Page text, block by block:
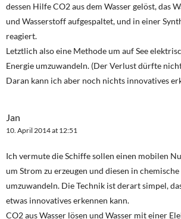
dessen Hilfe CO2 aus dem Wasser gelöst, das
und Wasserstoff aufgespaltet, und in einer
reagiert.
Letztlich also eine Methode um auf See
Energie umzuwandeln. (Der Verlust dürfte
Daran kann ich aber noch nichts innovatives
Jan
10. April 2014 at 12:51
Ich vermute die Schiffe sollen einen mobilen
um Strom zu erzeugen und diesen in
umzuwandeln. Die Technik ist derart simpel,
etwas innovatives erkennen kann.
CO2 aus Wasser lösen und Wasser mit einer